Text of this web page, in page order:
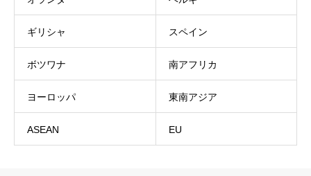
ギリシャ スペイン
ボツワナ 南アフリカ
ヨーロッパ 東南アジア
ASEAN EU